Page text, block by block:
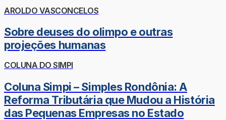
AROLDO VASCONCELOS
Sobre deuses do olimpo e outras
projeções humanas
COLUNA DO SIMPI
Coluna Simpi – Simples Rondônia: A
Reforma Tributária que Mudou a História
das Pequenas Empresas no Estado